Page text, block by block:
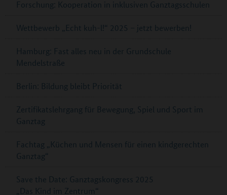
Forschung: Kooperation in inklusiven Ganztagsschulen
Wettbewerb „Echt kuh-l!“ 2025 – jetzt bewerben!
Hamburg: Fast alles neu in der Grundschule
Mendelstraße
Berlin: Bildung bleibt Priorität
Zertifikatslehrgang für Bewegung, Spiel und Sport im
Ganztag
Fachtag „Küchen und Mensen für einen kindgerechten
Ganztag“
Save the Date: Ganztagskongress 2025
„Das Kind im Zentrum“